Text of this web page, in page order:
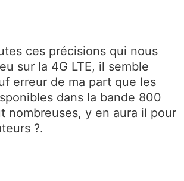
ces précisions qui nous
sur la 4G LTE, il semble
erreur de ma part que les
dans la bande 800
nombreuses, y en aura il pour
?.